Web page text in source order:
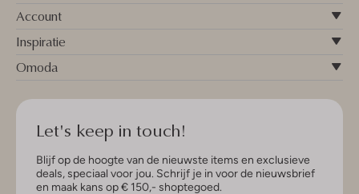
Account
Inspiratie
Omoda
Let's keep in touch!
Blijf op de hoogte van de nieuwste items en exclusieve
deals, speciaal voor jou. Schrijf je in voor de nieuwsbrief
en maak kans op € 150,- shoptegoed.